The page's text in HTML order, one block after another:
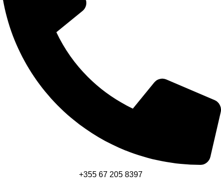
+355 67 205 8397